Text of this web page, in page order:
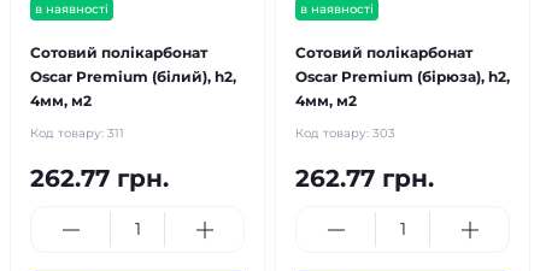
в наявності
Сотовий полікарбонат
Oscar Premium (білий), h2,
4мм, м2
Код товару: 311
262.77 грн.
в наявності
Сотовий полікарбонат
Oscar Premium (бірюза), h2,
4мм, м2
Код товару: 303
262.77 грн.